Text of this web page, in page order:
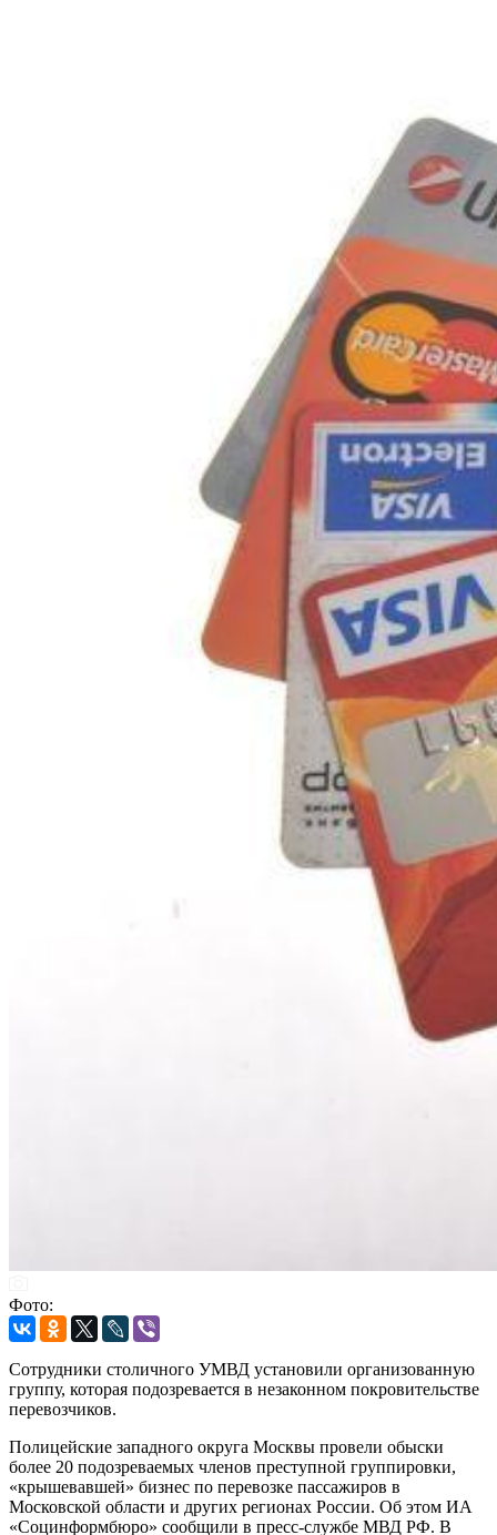
Фото:
Сотрудники столичного УМВД установили организованную
группу, которая подозревается в незаконном покровительстве
перевозчиков.
Полицейские западного округа Москвы провели обыски
более 20 подозреваемых членов преступной группировки,
«крышевавшей» бизнес по перевозке пассажиров в
Московской области и других регионах России. Об этом ИА
«Социнформбюро» сообщили в пресс-службе МВД РФ. В